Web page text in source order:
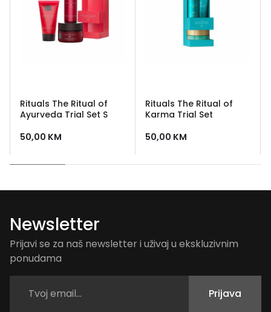
Rituals The Ritual of
Ayurveda Trial Set S
50,00 KM
Rituals The Ritual of
Karma Trial Set
50,00 KM
Newsletter
Prijavi se za naš newsletter i uživaj u ekskluzivnim
ponudama
Prijava